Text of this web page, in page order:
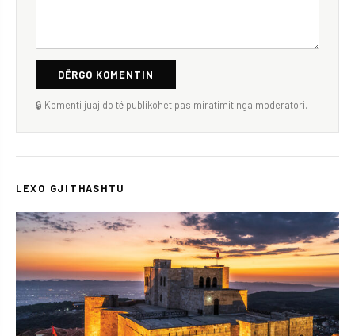
DËRGO KOMENTIN
🔒 Komenti juaj do të publikohet pas miratimit nga moderatori.
LEXO GJITHASHTU